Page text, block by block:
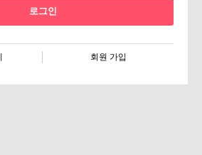
회원 가입